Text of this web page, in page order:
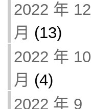
2022 年 12
月 (13)
2022 年 10
月 (4)
2022 年 9